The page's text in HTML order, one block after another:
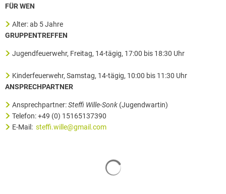
FÜR WEN
Alter: ab 5 Jahre
GRUPPENTREFFEN
Jugendfeuerwehr, Freitag, 14-tägig, 17:00 bis 18:30 Uhr
Kinderfeuerwehr, Samstag, 14-tägig, 10:00 bis 11:30 Uhr
ANSPRECHPARTNER
Ansprechpartner:Steffi Wille-Sonk(Jugendwartin)
Telefon: +49 (0) 15165137390
E-Mail: steffi.wille@gmail.com